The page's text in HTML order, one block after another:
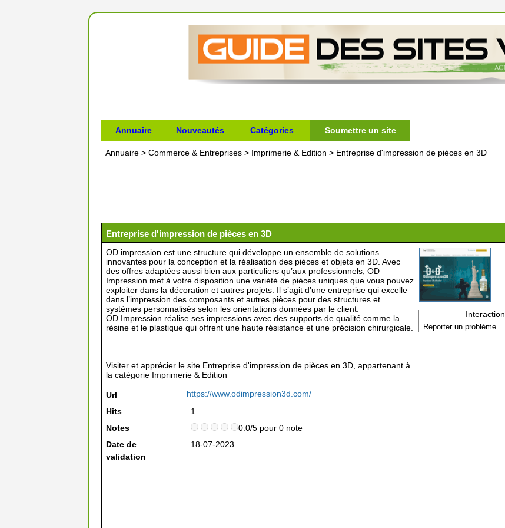
Annuaire Nouveautés Catégories Soumettre un site
Annuaire > Commerce & Entreprises > Imprimerie & Edition > Entreprise d'impression de pièces en 3D
Entreprise d'impression de pièces en 3D
OD impression est une structure qui développe un ensemble de solutions
innovantes pour la conception et la réalisation des pièces et objets en 3D. Avec
des offres adaptées aussi bien aux particuliers qu’aux professionnels, OD
Impression met à votre disposition une variété de pièces uniques que vous pouvez
exploiter dans la décoration et autres projets. Il s’agit d’une entreprise qui excelle
dans l’impression des composants et autres pièces pour des structures et
systèmes personnalisés selon les orientations données par le client.
OD Impression réalise ses impressions avec des supports de qualité comme la
résine et le plastique qui offrent une haute résistance et une précision chirurgicale.
Visiter et apprécier le site Entreprise d'impression de pièces en 3D, appartenant à
la catégorie Imprimerie & Edition
Url
https://www.odimpression3d.com/
Hits
1
Notes
0.0/5 pour 0 note
Date de
validation
18-07-2023
Interaction
Reporter un problème